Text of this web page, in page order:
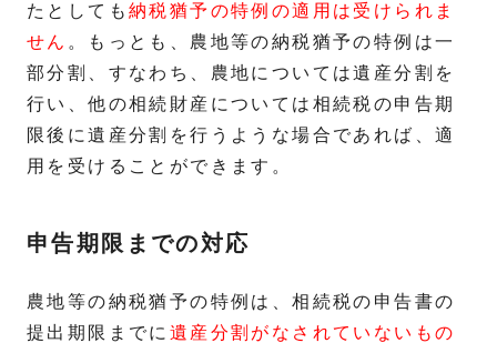
たとしても 納税猶予の特例の適用は受けられま
せん 。もっとも、農地等の納税猶予の特例は一
部分割、すなわち、農地については遺産分割を
行い、他の相続財産については相続税の申告期
限後に遺産分割を行うような場合であれば、適
用を受けることができます。
申告期限までの対応
農地等の納税猶予の特例は、相続税の申告書の
提出期限までに 遺産分割がなされていないもの